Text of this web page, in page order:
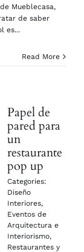
Mueblecasa,
de saber
es...
Read More
Papel de
pared para
un
restaurante
pop up
Categories:
Diseño
Interiores,
Eventos de
Arquitectura e
Interiorismo,
Restaurantes y